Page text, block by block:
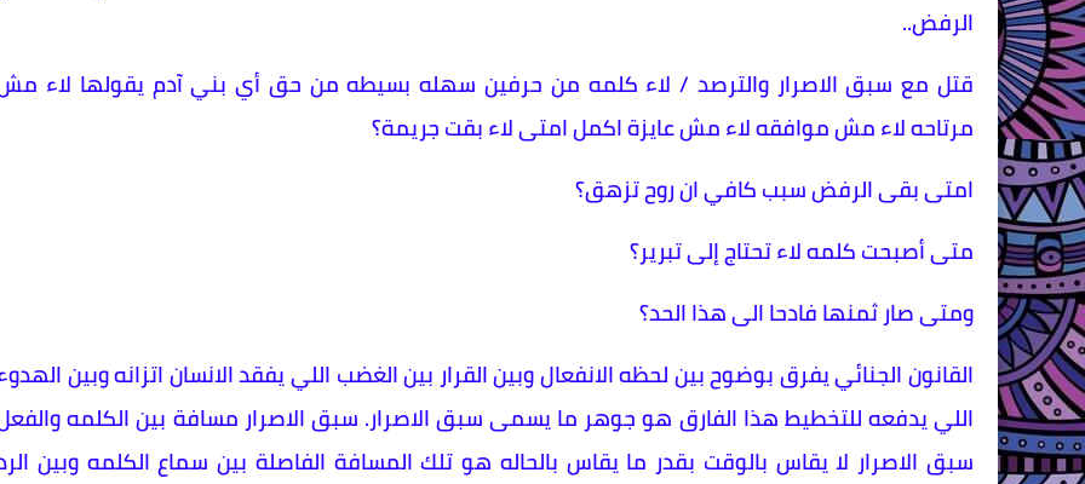
الرفض..
قتل مع سبق الاصرار والترصد / لاء كلمه من حرفين سهله بسيطه من حق أي بني آدم يقولها لاء
مرتاحه لاء مش موافقه لاء مش عايزة اكمل امتى لاء بقت جريمة؟
امتى بقى الرفض سبب كافي ان روح تزهق؟
متى أصبحت كلمه لاء تحتاج إلى تبرير؟
ومتى صار ثمنها فادحا الى هذا الحد؟
القانون الجنائي يفرق بوضوح بين لحظه الانفعال وبين القرار بين الغضب اللي يفقد الانسان اتزانه وبين
اللي يدفعه للتخطيط هذا الفارق هو جوهر ما يسمى سبق الاصرار. سبق الاصرار مسافة بين الكلمه
سبق الاصرار لا يقاس بالوقت بقدر ما يقاس بالحاله هو تلك المسافة الفاصلة بين سماع الكلمه وبين